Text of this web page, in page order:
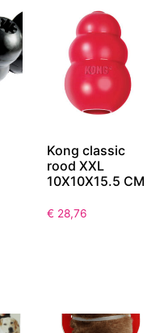
Kong classic
rood XXL
10X10X15.5 CM
€ 28,76